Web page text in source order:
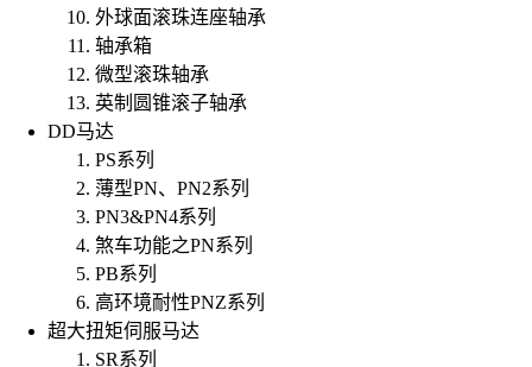
外球面滚珠连座轴承
轴承箱
微型滚珠轴承
英制圆锥滚子轴承
DD马达
PS系列
薄型PN、PN2系列
PN3&PN4系列
煞车功能之PN系列
PB系列
高环境耐性PNZ系列
超大扭矩伺服马达
SR系列